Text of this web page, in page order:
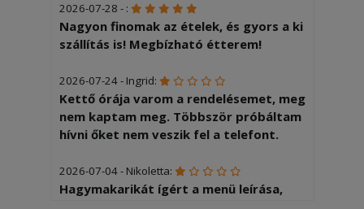
2026-07-28 - :
Nagyon finomak az ételek, és gyors a ki
szállítás is! Megbízható étterem!
2026-07-24 - Ingrid:
Kettő órája varom a rendelésemet, meg
nem kaptam meg. Többször próbáltam
hívni őket nem veszik fel a telefont.
2026-07-04 - Nikoletta:
Hagymakarikát ígért a menü leírása,